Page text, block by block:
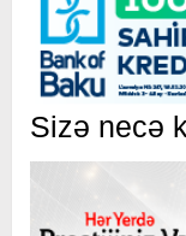
Sizə necə